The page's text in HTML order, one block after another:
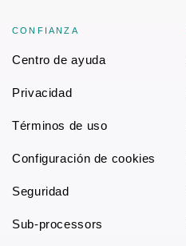
CONFIANZA
Centro de ayuda
Privacidad
Términos de uso
Configuración de cookies
Seguridad
Sub-processors